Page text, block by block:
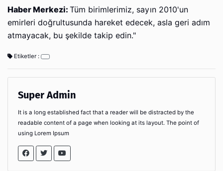
Haber Merkezi: Tüm birimlerimiz, sayın 2010'un
emirleri doğrultusunda hareket edecek, asla geri adım
atmayacak, bu şekilde takip edin."
Etiketler :
Super Admin
It is a long established fact that a reader will be distracted by the
readable content of a page when looking at its layout. The point of
using Lorem Ipsum